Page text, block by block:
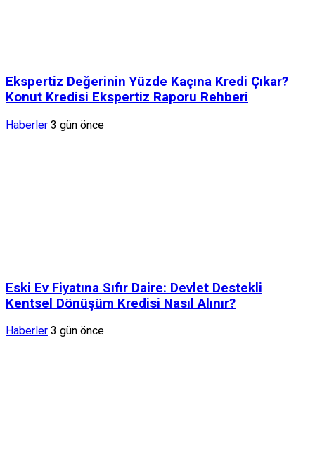
Ekspertiz Değerinin Yüzde Kaçına Kredi Çıkar?
Konut Kredisi Ekspertiz Raporu Rehberi
Haberler 3 gün önce
Eski Ev Fiyatına Sıfır Daire: Devlet Destekli
Kentsel Dönüşüm Kredisi Nasıl Alınır?
Haberler 3 gün önce